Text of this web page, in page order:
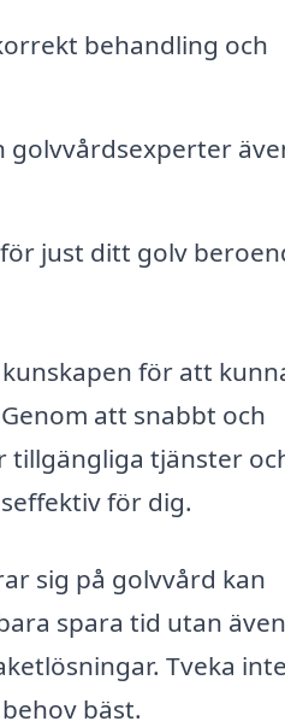
behandling och
golvvårdsexperter
just ditt golv
för att
att snabbt och
tillgängliga tjänster
för dig.
sig på golvvård kan
spara tid utan även
Tveka
bäst.